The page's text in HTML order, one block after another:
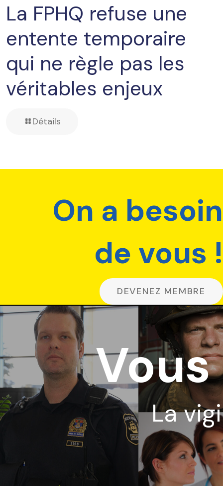
La FPHQ refuse une
entente temporaire
qui ne règle pas les
véritables enjeux
Détails
On a besoin
de vous !
DEVENEZ MEMBRE
La